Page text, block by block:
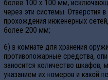
более 100 х 100 мм,
через эти системы. Отверстия
прохождения инженерных
более 200 мм;
6) в комнате для хранения
противопожарные средства,
заносится количество шкафов,
указанием их номеров и какой